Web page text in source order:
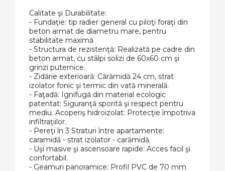
Calitate şi Durabilitate:
- Fundaţie: tip radier general cu piloţi foraţi din
beton armat de diametru mare, pentru
stabilitate maximă
- Structura de rezistenţă: Realizată pe cadre din
beton armat, cu stâlpi solizi de 60x60 cm şi
grinzi puternice.
- Zidărie exterioară: Cărămidă 24 cm, strat
izolator fonic şi termic din vată minerală.
- Faţadă: Ignifugă din material ecologic
patentat: Siguranţă sporită şi respect pentru
mediu. Acoperiş hidroizolat: Protecţie împotriva
infiltraţiilor.
- Pereţi în 3 Straturi între apartamente:
caramidă - strat izolator - carămidă.
- Uşi masive şi ascensoare rapide: Acces facil şi
confortabil.
- Geamuri panoramice: Profil PVC de 70 mm